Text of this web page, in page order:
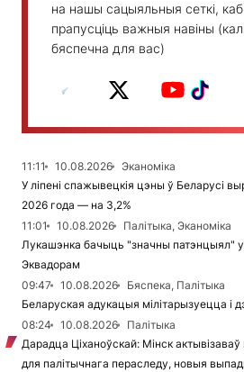
на нашы сацыяльныя сеткі,
прапусціць важныя навіны
бяспечна для вас)
11:11 10.08.2026
Эканоміка
У ліпені спажывецкія цэны ў Беларусі
2026 года — на 3,2%
11:01
10.08.2026
Палітыка, Эканоміка
Лукашэнка бачыць "значны патэнцыял" у
Эквадорам
09:47
10.08.2026
Бяспека, Палітыка
Беларуская адукацыя мілітарызуецца і
08:24
10.08.2026
Палітыка
Дарадца Ціханоўскай: Мінск
для палітычнага пераследу, новыя